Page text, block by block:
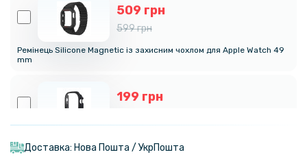
509 грн
599 грн
Ремінець Silicone Magnetic із захисним чохлом для Apple Watch 49
mm
199 грн
Watch Ultra / 2 / 3, 49mm
Доставка: Нова Пошта / УкрПошта